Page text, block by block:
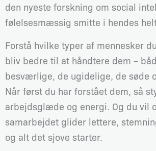
den nyeste forskning om social
følelsesmæssig smitte i hendes
Forstå hvilke typer af mennesker
bliv bedre til at håndtere dem –
besværlige, de ugidelige, de søde
Når først du har forstået dem, så
arbejdsglæde og energi. Og du vil
samarbejdet glider lettere,
og alt det sjove starter.